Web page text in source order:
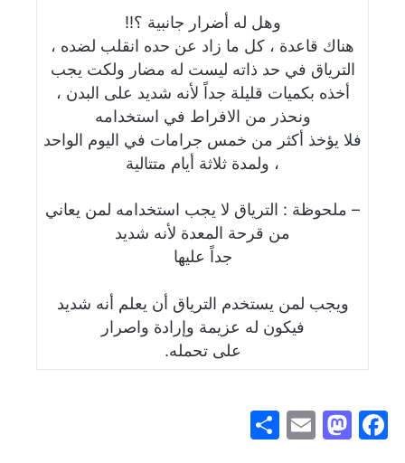
وهل له أضرار جانبية ؟!!
هناك قاعدة ، كل ما زاد عن حده انقلب لضده ،
الترياق في حد ذاته ليست له مضار ولكت يجب
أخذه بكميات قليلة جداً لأنه شديد على البدن ،
ونحذر من الافراط في استخدامه
فلا يؤخذ أكثر من خمس جرامات في اليوم الواحد
، ولمدة ثلاثة أيام متتالية
– ملحوظة : الترياق لا يجب استخدامه لمن يعاني
من قرحة المعدة لأنه شديد
جداً عليها
ويجب لمن يستخدم الترياق أن يعلم أنه شديد
فيكون له عزيمة وإرادة واصرار
على تحمله.
F
M
E